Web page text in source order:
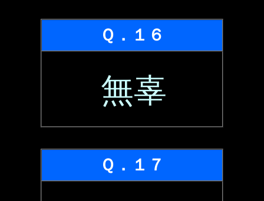
Ｑ．１６
無辜
Ｑ．１７